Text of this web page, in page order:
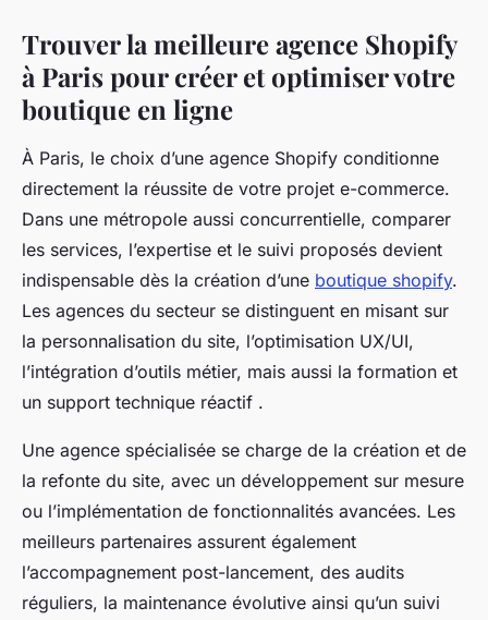
Trouver la meilleure agence Shopify
à Paris pour créer et optimiser votre
boutique en ligne
À Paris, le choix d’une agence Shopify conditionne
directement la réussite de votre projet e-commerce.
Dans une métropole aussi concurrentielle, comparer
les services, l’expertise et le suivi proposés devient
indispensable dès la création d’une boutique shopify.
Les agences du secteur se distinguent en misant sur
la personnalisation du site, l’optimisation UX/UI,
l’intégration d’outils métier, mais aussi la formation et
un support technique réactif .
Une agence spécialisée se charge de la création et de
la refonte du site, avec un développement sur mesure
ou l’implémentation de fonctionnalités avancées. Les
meilleurs partenaires assurent également
l’accompagnement post-lancement, des audits
réguliers, la maintenance évolutive ainsi qu’un suivi